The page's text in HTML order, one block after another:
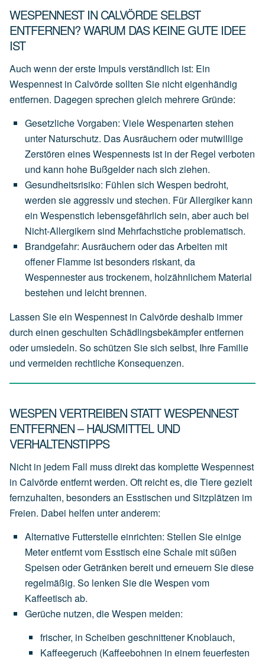
WESPENNEST IN CALVÖRDE SELBST
ENTFERNEN? WARUM DAS KEINE GUTE IDEE
IST
Auch wenn der erste Impuls verständlich ist: Ein
Wespennest in Calvörde sollten Sie nicht eigenhändig
entfernen. Dagegen sprechen gleich mehrere Gründe:
Gesetzliche Vorgaben: VieleWespenarten stehen
unter Naturschutz. DasAusräuchern oder mutwillige
Zerstören einesWespennests ist in der Regel verboten
und kann hohe Bußgelder nach sich ziehen.
Gesundheitsrisiko: Fühlen sich Wespen bedroht,
werden sieaggressiv und stechen. FürAllergiker kann
ein Wespenstich lebensgefährlich sein, aberauch bei
Nicht-Allergikern sind Mehrfachsticheproblematisch.
Brandgefahr: Ausräuchern oderdasArbeiten mit
offener Flamme istbesonders riskant, da
Wespennesteraustrockenem, holzähnlichem Material
bestehen und leichtbrennen.
Lassen Sie ein Wespennest in Calvörde deshalb immer
durch einen geschulten Schädlingsbekämpfer entfernen
oder umsiedeln. So schützen Sie sich selbst, Ihre Familie
und vermeiden rechtliche Konsequenzen.
WESPEN VERTREIBEN STATT WESPENNEST
ENTFERNEN – HAUSMITTEL UND
VERHALTENSTIPPS
Nicht in jedem Fall muss direkt das komplette Wespennest
in Calvörde entfernt werden. Oft reicht es, die Tiere gezielt
fernzuhalten, besonders an Esstischen und Sitzplätzen im
Freien. Dabei helfen unter anderem:
Alternative Futterstelle einrichten: Stellen Sieeinige
Meterentferntvom Esstisch eineSchale mitsüßen
Speisen oderGetränken bereit und erneuern Siediese
regelmäßig. So lenken SiedieWespen vom
Kaffeetisch ab.
Gerüche nutzen, die Wespen meiden:
frischer, in Scheiben geschnittener Knoblauch,
Kaffeegeruch (Kaffeebohnen in einemfeuerfesten